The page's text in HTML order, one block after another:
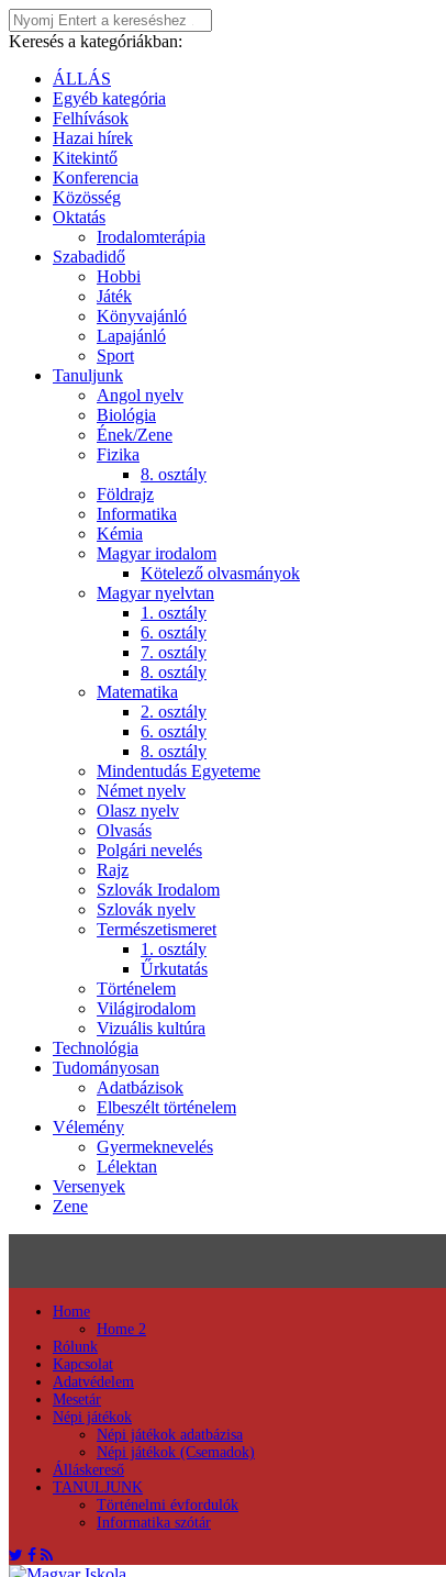
Keresés a kategóriákban:
ÁLLÁS
Egyéb kategória
Felhívások
Hazai hírek
Kitekintő
Konferencia
Közösség
Oktatás
Irodalomterápia
Szabadidő
Hobbi
Játék
Könyvajánló
Lapajánló
Sport
Tanuljunk
Angol nyelv
Biológia
Ének/Zene
Fizika
8. osztály
Földrajz
Informatika
Kémia
Magyar irodalom
Kötelező olvasmányok
Magyar nyelvtan
1. osztály
6. osztály
7. osztály
8. osztály
Matematika
2. osztály
6. osztály
8. osztály
Mindentudás Egyeteme
Német nyelv
Olasz nyelv
Olvasás
Polgári nevelés
Rajz
Szlovák Irodalom
Szlovák nyelv
Természetismeret
1. osztály
Űrkutatás
Történelem
Világirodalom
Vizuális kultúra
Technológia
Tudományosan
Adatbázisok
Elbeszélt történelem
Vélemény
Gyermeknevelés
Lélektan
Versenyek
Zene
Home
Home 2
Rólunk
Kapcsolat
Adatvédelem
Mesetár
Népi játékok
Népi játékok adatbázisa
Népi játékok (Csemadok)
Álláskereső
TANULJUNK
Történelmi évfordulók
Informatika szótár